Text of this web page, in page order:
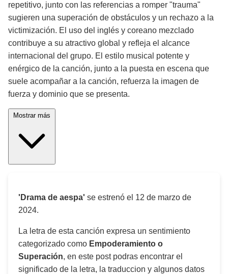
repetitivo, junto con las referencias a romper "trauma"
sugieren una superación de obstáculos y un rechazo a la
victimización. El uso del inglés y coreano mezclado
contribuye a su atractivo global y refleja el alcance
internacional del grupo. El estilo musical potente y
enérgico de la canción, junto a la puesta en escena que
suele acompañar a la canción, refuerza la imagen de
fuerza y dominio que se presenta.
'Drama de aespa' se estrenó el 12 de marzo de
2024.
La letra de esta canción expresa un sentimiento
categorizado como Empoderamiento o
Superación, en este post podras encontrar el
significado de la letra, la traduccion y algunos datos